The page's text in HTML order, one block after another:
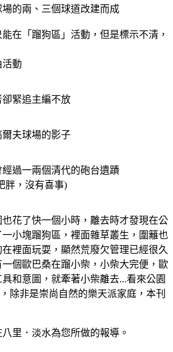
的兩、三個球道改建而成
在「蹓狗區」活動，但是標示不清，
活動
緊追主編不放
夫球場的影子
過一兩個清代的砲台遺蹟
胖，沒有喜事)
花了快一個小時，離去時才發現在公
小塊蹓狗區，裡面雜草叢生，圍籬也
裡面玩耍，顯然荒廢欠管理已經很久
個歐巴桑在蹓小柴，小柴大完便，歐
和意圖，就牽著小柴離去...看來公園
除非是崇尚自然的樂天派家庭，本刊
里．淡水為您所做的報導。